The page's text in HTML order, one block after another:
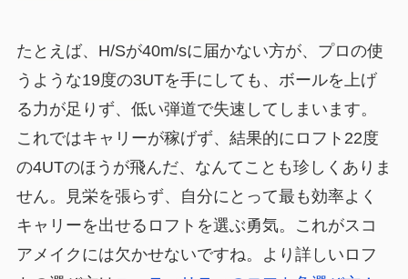
たとえば、H/Sが40m/sに届かない方が、プロの使
うような19度の3UTを手にしても、ボールを上げ
る力が足りず、低い弾道で失速してしまいます。
これではキャリーが稼げず、結果的にロフト22度
の4UTのほうが飛んだ、なんてことも珍しくありま
せん。見栄を張らず、自分にとって最も効率よく
キャリーを出せるロフトを選ぶ勇気。これがスコ
アメイクには欠かせないですね。より詳しいロフ